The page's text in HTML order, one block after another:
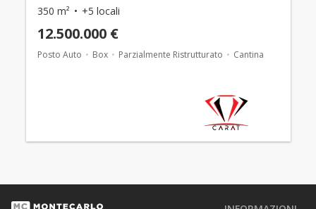
350 m² +5 locali
12.500.000 €
Posto Auto Box Parzialmente Ristrutturato Cantina